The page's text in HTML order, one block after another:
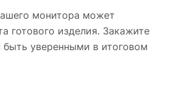
монитора может
готового изделия. Закажите
быть уверенными в итоговом